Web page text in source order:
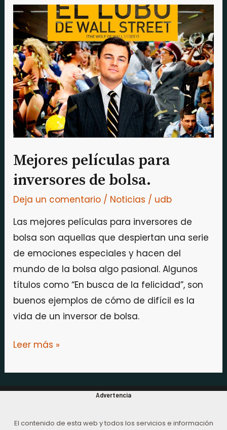
Mejores películas para
inversores de bolsa.
Deja un comentario / Noticias / udb
Las mejores películas para inversores de
bolsa son aquellas que despiertan una serie
de emociones especiales y hacen del
mundo de la bolsa algo pasional. Algunos
títulos como “En busca de la felicidad”, son
buenos ejemplos de cómo de difícil es la
vida de un inversor de bolsa.
Mejores
películas
para
inversores
de
bolsa.
Leer más »
Advertencia
El contenido de esta web y todos los servicios e información